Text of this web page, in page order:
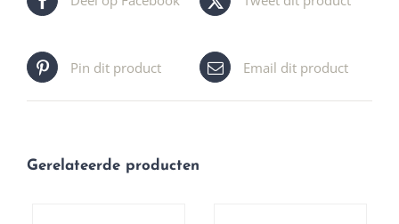
Pin dit product Email dit product
Gerelateerde producten